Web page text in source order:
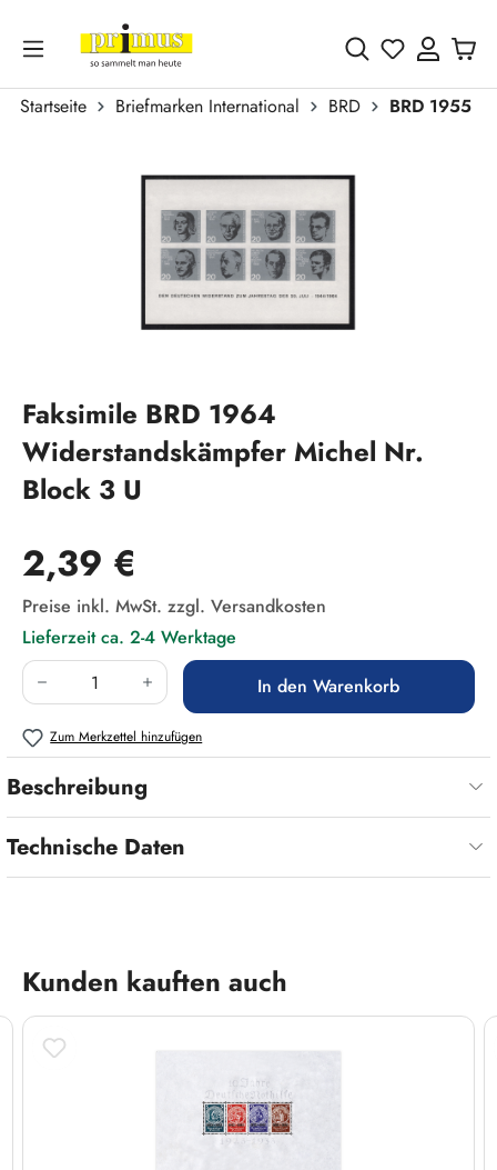
Zum Hauptinhalt springen
Du hast 0
Startseite Briefmarken International BRD
BRD 1955 -
Faksimile BRD 1964
Widerstandskämpfer Michel Nr.
Block 3 U
Regulärer Preis:
2,39 €
Preise inkl. MwSt. zzgl. Versandkosten
Lieferzeit ca. 2-4 Werktage
Produkt Anzahl: Gib den gewünschten Wert
In den Warenkorb
Zum Merkzettel hinzufügen
Beschreibung
Technische Daten
Produktgalerie überspringen
Kunden kauften auch